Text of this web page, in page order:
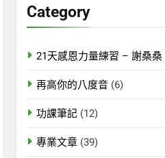
字:
Category
21天感恩力量練習 – 謝桑桑
再高你的八度音 (6)
功課筆記 (12)
專業文章 (39)